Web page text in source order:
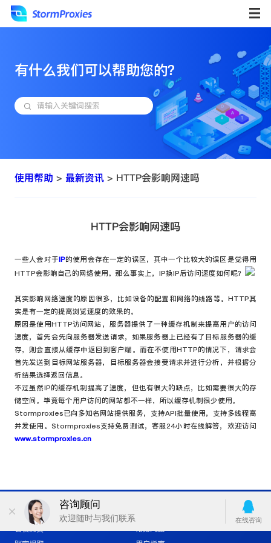
有什么我们可以帮助您的？
使用帮助 > 最新资讯> HTTP会影响网速吗
HTTP会影响网速吗
一些人会对于IP的使用会存在一定的误区，其中一个比较大的误区是觉得用
HTTP会影响自己的网络使用。那么事实上，IP换IP后访问速度如何呢？
其实影响网络速度的原因很多，比如设备的配置和网络的线路等。HTTP其
实是有一定的提高浏览速度的效果的。
原因是使用HTTP访问网站，服务器提供了一种缓存机制来提高用户的访问
速度，首先会先向服务器发送请求，如果服务器上已经有了目标服务器的缓
存，则会直接从缓存中返回到客户端。而在不使用HTTP的情况下，请求会
首先发送到目标网站服务器，目标服务器会接受请求并进行分析，并根据分
析结果选择返回信息。
不过虽然IP的缓存机制提高了速度，但也有很大的缺点，比如需要很大的存
储空间。毕竟每个用户访问的网站都不一样，所以缓存机制很少使用。
Stormproxies已向多知名网站提供服务，支持API批量使用，支持多线程高
并发使用。Stormproxies支持免费测试，客服24小时在线解答，欢迎访问
www.stormproxies.cn
站点导航
套餐购买
常见问题